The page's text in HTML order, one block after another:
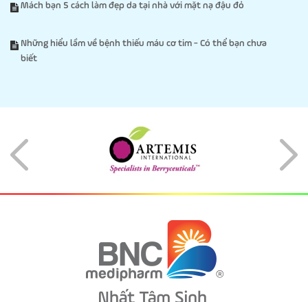
Mách bạn 5 cách làm đẹp da tại nhà với mặt nạ đậu đỏ
Những hiểu lầm về bệnh thiếu máu cơ tim - Có thể bạn chưa
biết